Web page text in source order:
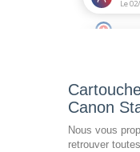
Canon
Nous vous
retrouver